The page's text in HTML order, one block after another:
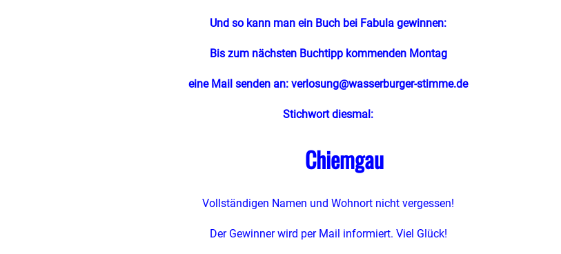
Und so kann man ein Buch bei Fabula gewinnen:
Bis zum nächsten Buchtipp kommenden Montag
eine Mail senden an:verlosung@wasserburger-stimme.de
Stichwort diesmal:
Chiemgau
Vollständigen Namen und Wohnort nicht vergessen!
Der Gewinner wird per Mail informiert. Viel Glück!